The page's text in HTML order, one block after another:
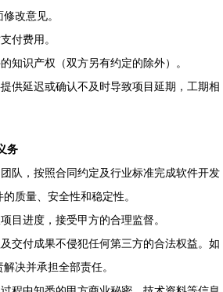
改意见。
付费用。
知识产权（双方另有约定的除外）。
供延迟或确认不及时导致项目延期，工期相
务
队，按照合同约定及行业标准完成软件开发
质量、安全性和稳定性。
目进度，接受甲方的合理监督。
交付成果不侵犯任何第三方的合法权益。如
决并承担全部责任。